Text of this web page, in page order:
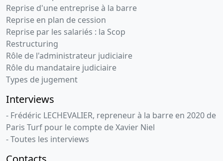
Reprise d'une entreprise à la barre
Reprise en plan de cession
Reprise par les salariés : la Scop
Restructuring
Rôle de l'administrateur judiciaire
Rôle du mandataire judiciaire
Types de jugement
Interviews
- Frédéric LECHEVALIER, repreneur à la barre en 2020 de
Paris Turf pour le compte de Xavier Niel
- Toutes les interviews